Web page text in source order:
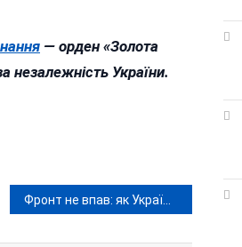
— орден «Золота
незалежність України.